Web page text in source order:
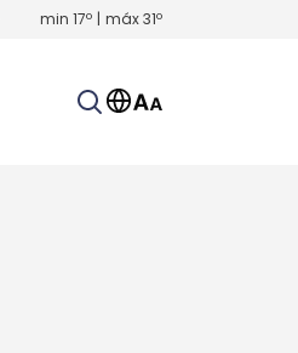
min 17º | máx31º